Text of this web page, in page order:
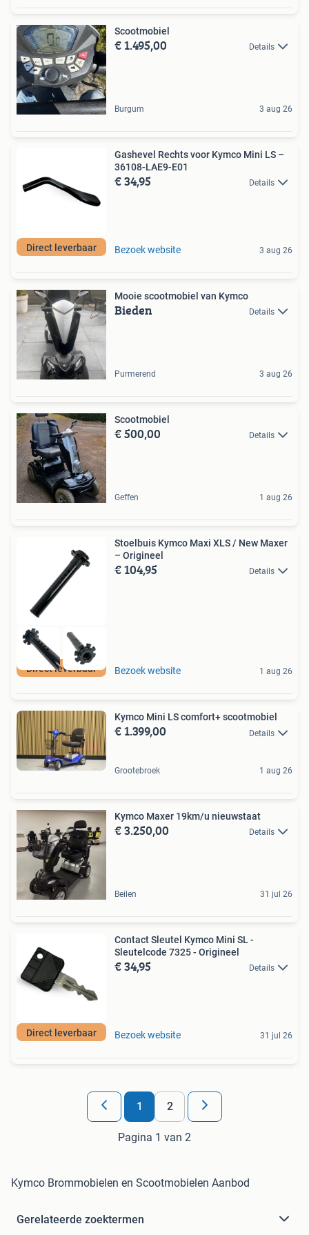
Scootmobiel
€ 1.495,00 Details
Burgum 3 aug 26
Direct leverbaar
Gashevel Rechts voor Kymco Mini LS –
36108-LAE9-E01
€ 34,95 Details
Bezoek website 3 aug 26
Mooie scootmobiel van Kymco
Bieden Details
Purmerend 3 aug 26
Scootmobiel
€ 500,00 Details
Geffen 1 aug 26
Direct leverbaar
Stoelbuis Kymco Maxi XLS / New Maxer
– Origineel
€ 104,95 Details
Bezoek website 1 aug 26
Kymco Mini LS comfort+ scootmobiel
€ 1.399,00 Details
Grootebroek 1 aug 26
Kymco Maxer 19km/u nieuwstaat
€ 3.250,00 Details
Beilen 31 jul 26
Direct leverbaar
Contact Sleutel Kymco Mini SL -
Sleutelcode 7325 - Origineel
€ 34,95 Details
Bezoek website 31 jul 26
1 2
Pagina 1 van 2
Kymco Brommobielen en Scootmobielen Aanbod
Gerelateerde zoektermen